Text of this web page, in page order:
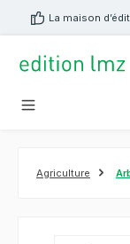
principal
La maison
Agriculture